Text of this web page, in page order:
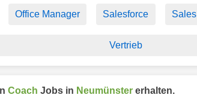
Office Manager Salesforce Sales
Vertrieb
Coach Jobs in Neumünster erhalten.